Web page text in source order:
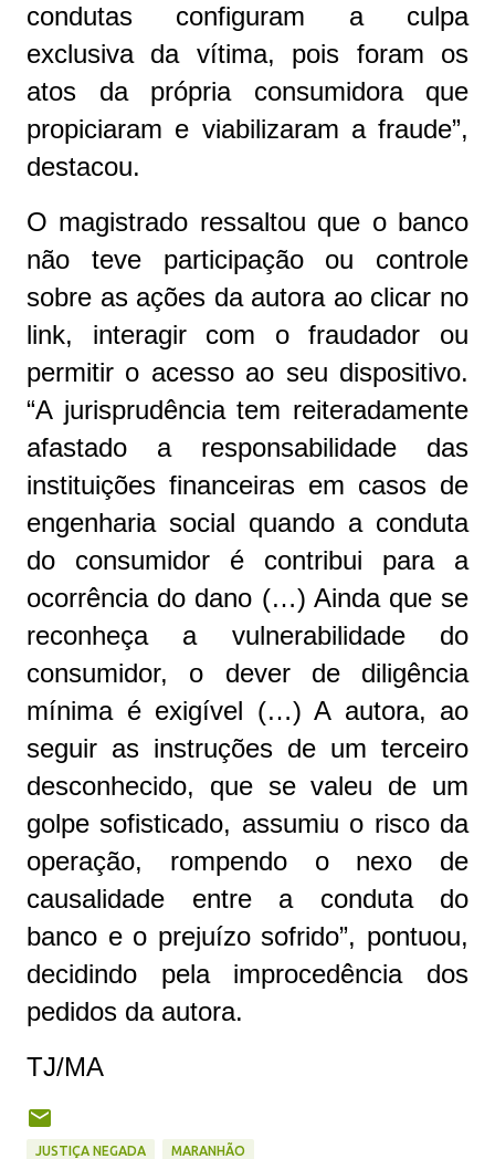
condutas configuram a culpa
exclusiva da vítima, pois foram os
atos da própria consumidora que
propiciaram e viabilizaram a fraude”,
destacou.
O magistrado ressaltou que o banco
não teve participação ou controle
sobre as ações da autora ao clicar no
link, interagir com o fraudador ou
permitir o acesso ao seu dispositivo.
“A jurisprudência tem reiteradamente
afastado a responsabilidade das
instituições financeiras em casos de
engenharia social quando a conduta
do consumidor é contribui para a
ocorrência do dano (…) Ainda que se
reconheça a vulnerabilidade do
consumidor, o dever de diligência
mínima é exigível (…) A autora, ao
seguir as instruções de um terceiro
desconhecido, que se valeu de um
golpe sofisticado, assumiu o risco da
operação, rompendo o nexo de
causalidade entre a conduta do
banco e o prejuízo sofrido”, pontuou,
decidindo pela improcedência dos
pedidos da autora.
TJ/MA
JUSTIÇA NEGADA MARANHÃO